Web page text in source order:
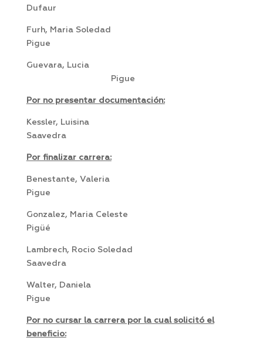
Dufaur
Furh, Maria Soledad
Pigue
Guevara, Lucia
Pigue
Por no presentar documentación:
Kessler, Luisina
Saavedra
Por finalizar carrera:
Benestante, Valeria
Pigue
Gonzalez, Maria Celeste
Pigüé
Lambrech, Rocio Soledad
Saavedra
Walter, Daniela
Pigue
Por no cursar la carrera por la cual solicitó el
beneficio: